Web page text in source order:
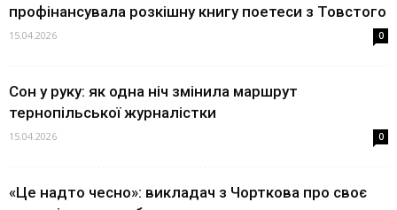
профінансувала розкішну книгу поетеси з Товстого
15.04.2026 0
Сон у руку: як одна ніч змінила маршрут
тернопільської журналістки
15.04.2026 0
«Це надто чесно»: викладач з Чорткова про своє